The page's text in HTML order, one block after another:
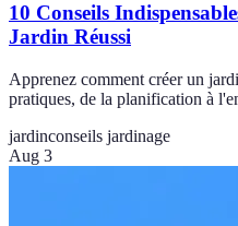
10 Conseils
Jardin Réussi
Apprenez comment créer un
pratiques, de la planification à
jardinconseils jardinage
Aug 3